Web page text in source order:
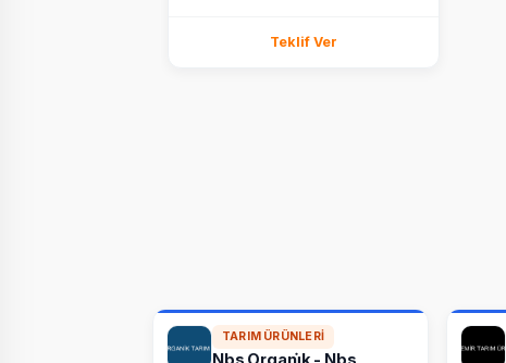
Teklif Ver
TARIM ÜRÜNLERI
Nbs Organi̇k - Nbs